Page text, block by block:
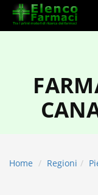
elencofarmaci.it
Home Regioni